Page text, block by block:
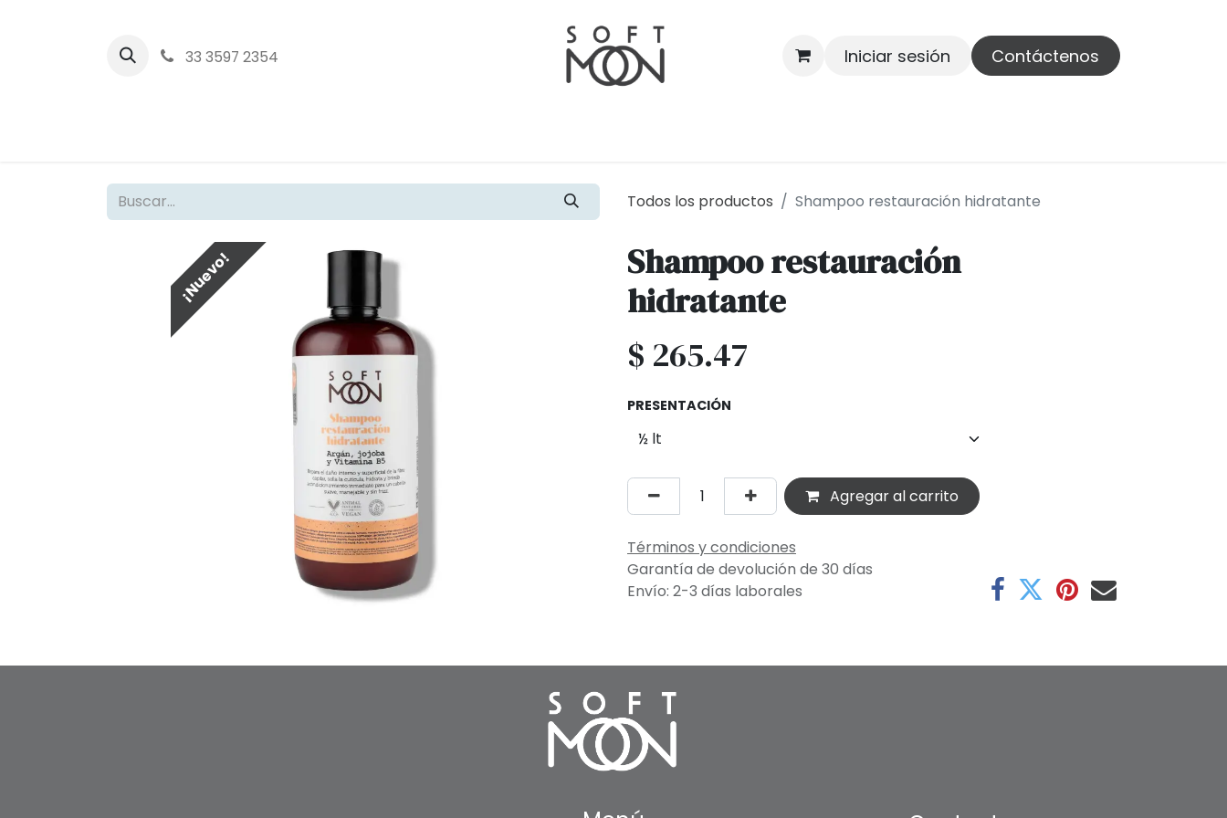
33 3597 2354‬ Iniciar sesión Contáctenos
Todos los productos Shampoo restauración hidratante
¡Nuevo!
Shampoo restauración
hidratante
$ 265.47
PRESENTACIÓN
Agregar al carrito
Términos y condiciones
Garantía de devolución de 30 días
Envío: 2-3 días laborales